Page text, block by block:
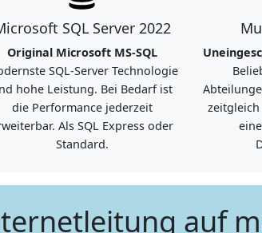
SQL Server 2022
Original Microsoft MS-SQL
SQL-Server Technologie
hohe Leistung. Bei Bedarf ist
die Performance jederzeit
Als SQL Express oder
Standard.
auf